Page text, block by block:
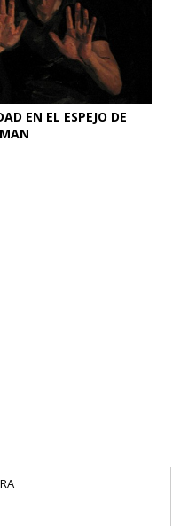
EN EL ESPEJO DE